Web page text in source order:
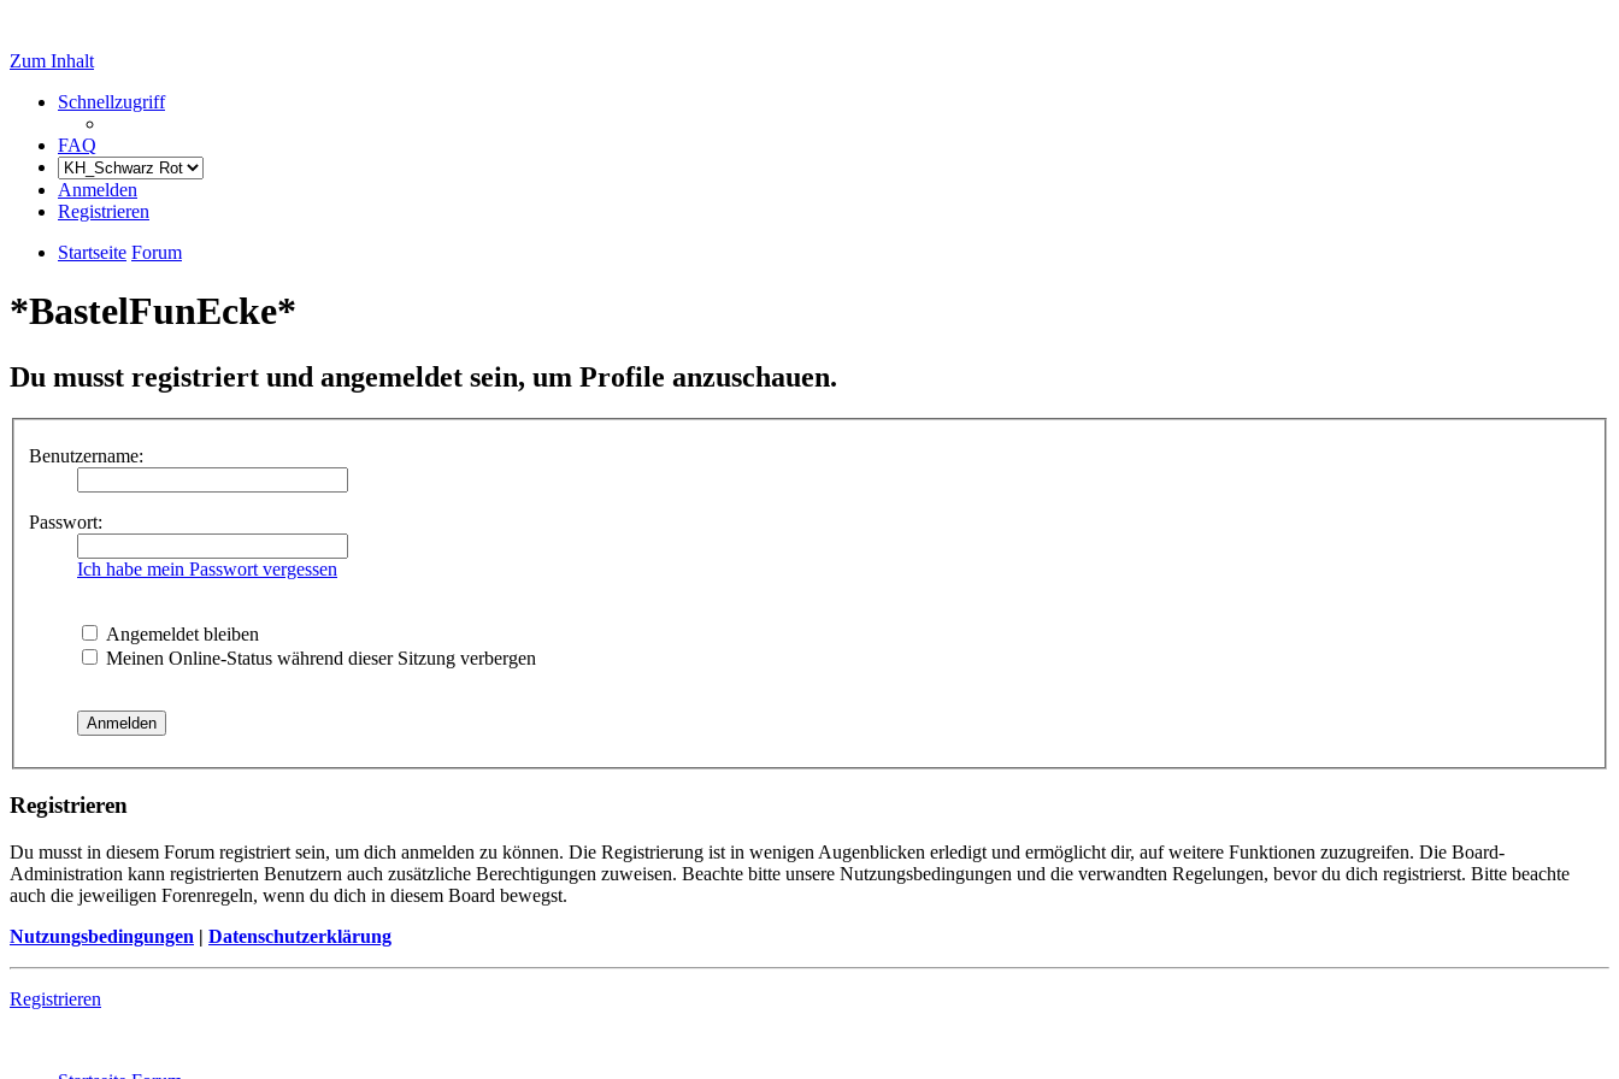
Zum Inhalt
Schnellzugriff
FAQ
Anmelden
Registrieren
Startseite Forum
*BastelFunEcke*
Du musst registriert und angemeldet sein, um Profile anzuschauen.
Benutzername:
Passwort:
Ich habe mein Passwort vergessen
Angemeldet bleiben
Meinen Online-Status während dieser Sitzung verbergen
Registrieren
Du musst in diesem Forum registriert sein, um dich anmelden zu können. Die Registrierung ist in wenigen Augenblicken erledigt und ermöglicht dir, auf weitere Funktionen zuzugreifen. Die Board-
Administration kann registrierten Benutzern auch zusätzliche Berechtigungen zuweisen. Beachte bitte unsere Nutzungsbedingungen und die verwandten Regelungen, bevor du dich registrierst. Bitte beachte
auch die jeweiligen Forenregeln, wenn du dich in diesem Board bewegst.
Nutzungsbedingungen | Datenschutzerklärung
Registrieren